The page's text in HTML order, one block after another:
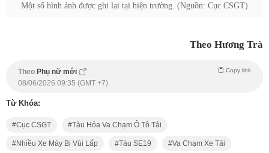
Một số hình ảnh được ghi lại tại hiện trường. (Nguồn: Cục CSGT)
Theo Hương Trà
Theo Phụ nữ mới Copy link
08/06/2026 09:35 (GMT +7)
Từ Khóa:
Cục CSGT Tàu Hỏa Va Chạm Ô Tô Tải
Nhiều Xe Máy Bị Vùi Lấp Tàu SE19 Va Chạm Xe Tải